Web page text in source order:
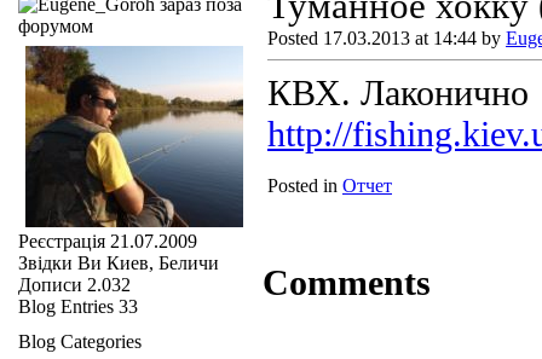
Posted 17.03.2013 at 14:44 by
КВХ. Лаконично
http://
Posted in Отчет
Comments
Реєстрація 21.07.2009
Звідки Ви Киев, Беличи
Дописи 2.032
Blog Entries 33
Blog Categories